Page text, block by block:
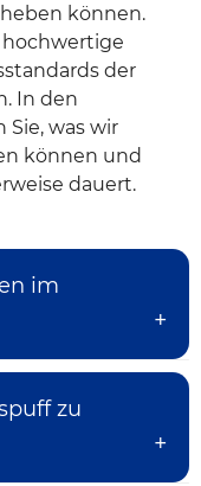
können.
hochwertige
der
In den
was wir
können und
dauert.
im
Wenn Sie
zu